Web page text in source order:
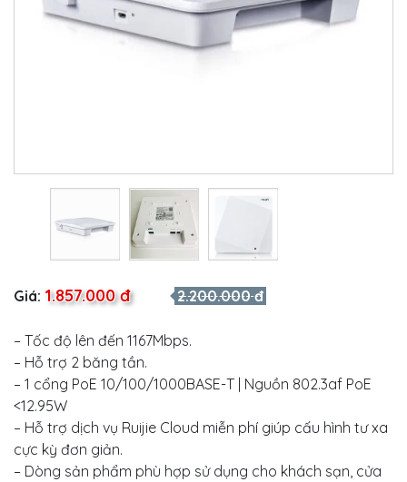
Giá: 1.857.000 đ 2.200.000 đ
– Tốc độ lên đến 1167Mbps.
– Hỗ trợ 2 băng tần.
– 1 cổng PoE 10/100/1000BASE-T | Nguồn 802.3af PoE
<12.95W
– Hỗ trợ dịch vụ Ruijie Cloud miễn phí giúp cấu hình tư xa
cực kỳ đơn giản.
– Dòng sản phẩm phù hợp sử dụng cho khách sạn, cửa